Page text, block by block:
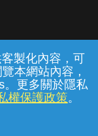
製化內容，可
本網站內容，
。更多關於隱私
權保護政策。
款 隱私權保護
庭分公司
2026